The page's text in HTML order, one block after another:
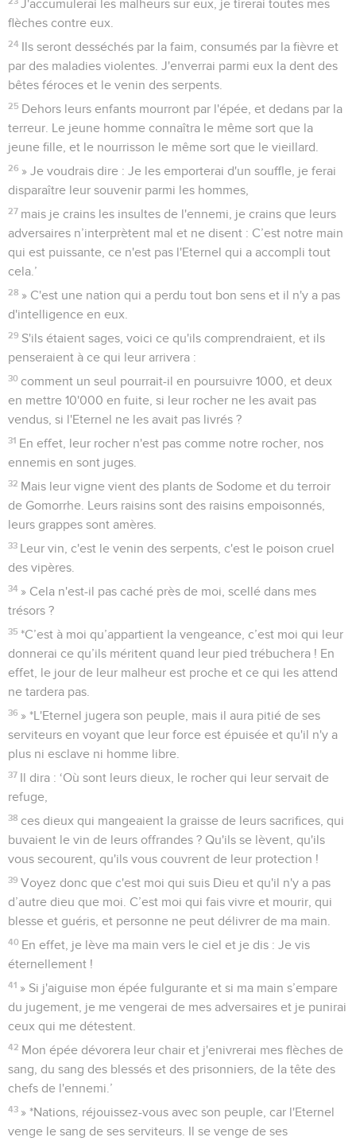
J'accumulerai les malheurs sur eux, je tirerai toutes mes
flèches contre eux.
24 Ils seront desséchés par la faim, consumés par la fièvre et
par des maladies violentes. J'enverrai parmi eux la dent des
bêtes féroces et le venin des serpents.
25 Dehors leurs enfants mourront par l'épée, et dedans par la
terreur. Le jeune homme connaîtra le même sort que la
jeune fille, et le nourrisson le même sort que le vieillard.
26 » Je voudrais dire : Je les emporterai d'un souffle, je ferai
disparaître leur souvenir parmi les hommes,
27 mais je crains les insultes de l'ennemi, je crains que leurs
adversaires n’interprètent mal et ne disent : C’est notre main
qui est puissante, ce n'est pas l'Eternel qui a accompli tout
cela.’
28 » C'est une nation qui a perdu tout bon sens et il n'y a pas
d'intelligence en eux.
29 S'ils étaient sages, voici ce qu'ils comprendraient, et ils
penseraient à ce qui leur arrivera :
30 comment un seul pourrait-il en poursuivre 1000, et deux
en mettre 10'000 en fuite, si leur rocher ne les avait pas
vendus, si l'Eternel ne les avait pas livrés ?
31 En effet, leur rocher n'est pas comme notre rocher, nos
ennemis en sont juges.
32 Mais leur vigne vient des plants de Sodome et du terroir
de Gomorrhe. Leurs raisins sont des raisins empoisonnés,
leurs grappes sont amères.
33 Leur vin, c'est le venin des serpents, c'est le poison cruel
des vipères.
34 » Cela n'est-il pas caché près de moi, scellé dans mes
trésors ?
35 *C’est à moi qu’appartient la vengeance, c’est moi qui leur
donnerai ce qu’ils méritent quand leur pied trébuchera ! En
effet, le jour de leur malheur est proche et ce qui les attend
ne tardera pas.
36 » *L'Eternel jugera son peuple, mais il aura pitié de ses
serviteurs en voyant que leur force est épuisée et qu'il n'y a
plus ni esclave ni homme libre.
37 Il dira : ‘Où sont leurs dieux, le rocher qui leur servait de
refuge,
38 ces dieux qui mangeaient la graisse de leurs sacrifices, qui
buvaient le vin de leurs offrandes ? Qu'ils se lèvent, qu'ils
vous secourent, qu'ils vous couvrent de leur protection !
39 Voyez donc que c'est moi qui suis Dieu et qu'il n'y a pas
d’autre dieu que moi. C’est moi qui fais vivre et mourir, qui
blesse et guéris, et personne ne peut délivrer de ma main.
40 En effet, je lève ma main vers le ciel et je dis : Je vis
éternellement !
41 » Si j'aiguise mon épée fulgurante et si ma main s’empare
du jugement, je me vengerai de mes adversaires et je punirai
ceux qui me détestent.
42 Mon épée dévorera leur chair et j'enivrerai mes flèches de
sang, du sang des blessés et des prisonniers, de la tête des
chefs de l'ennemi.’
43 » *Nations, réjouissez-vous avec son peuple, car l'Eternel
venge le sang de ses serviteurs. Il se venge de ses